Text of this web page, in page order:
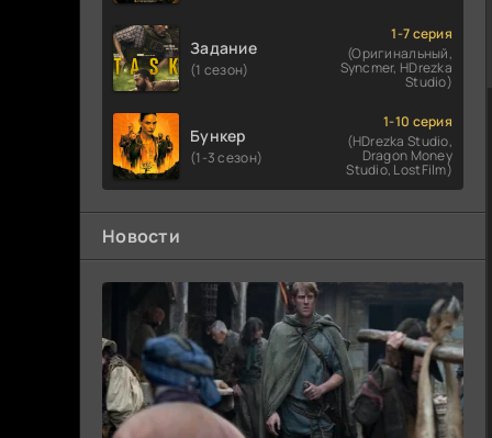
Задание
(1 сезон)
1-7 серия
(Оригинальный,
Syncmer, HDrezka
Studio)
Бункер
(1-3 сезон)
1-10 серия
(HDrezka Studio,
Dragon Money
Studio, LostFilm)
Новости